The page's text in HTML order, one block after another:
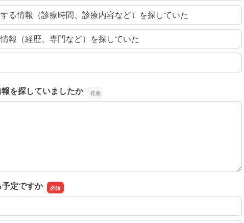
る情報（診療時間、診療内容など）を探していた
報（経歴、専門など）を探していた
を探していましたか
を探していましたか
定ですか